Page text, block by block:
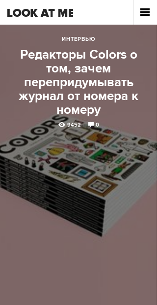
ИНТЕРВЬЮ
Редакторы Colors о
том, зачем
перепридумывать
журнал от номера к
номеру
9452 0